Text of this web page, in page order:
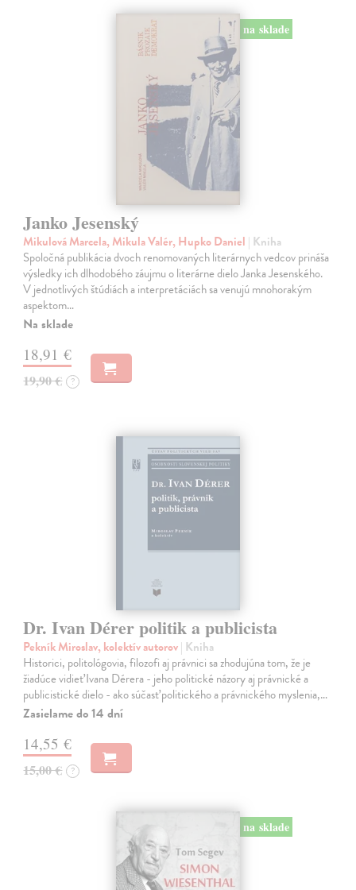
na sklade
Janko Jesenský
Mikulová Marcela, Mikula Valér, Hupko Daniel | Kniha
Spoločná publikácia dvoch renomovaných literárnych vedcov prináša
výsledky ich dlhodobého záujmu o literárne dielo Janka Jesenského.
V jednotlivých štúdiách a interpretáciách sa venujú mnohorakým
aspektom…
Na sklade
18,91 €
19,90 € ?
Dr. Ivan Dérer politik a publicista
Pekník Miroslav, kolektív autorov| Kniha
Historici, politológovia, filozofi aj právnici sa zhodujúna tom, že je
žiadúce vidieť Ivana Dérera - jeho politické názory aj právnické a
publicistické dielo - ako súčasť politického a právnického myslenia,…
Zasielame do 14 dní
14,55 €
15,00 € ?
na sklade